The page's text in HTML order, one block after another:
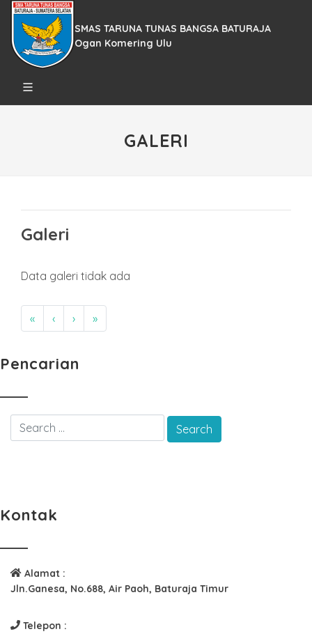
SMAS TARUNA TUNAS BANGSA BATURAJA
Ogan Komering Ulu
GALERI
Galeri
Data galeri tidak ada
« ‹ › »
Pencarian
Kontak
Alamat :
Jln.Ganesa, No.688, Air Paoh, Baturaja Timur
Telepon :